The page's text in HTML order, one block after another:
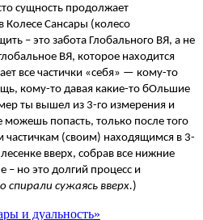
сущность продолжает
Колесе Сансары (колесо
– это забота Глобального ВЯ, а не
ВЯ, которое находится
все частички «себя» — кому-то
кому-то давая какие-то бОльшие
ты вышел из 3-го измерения и
можешь попасть, только после того
частичкам (своим) находящимся в 3-
вверх, собрав все нижние
– но это долгий процесс и
спирали сужаясь вверх.)
и дуальность»